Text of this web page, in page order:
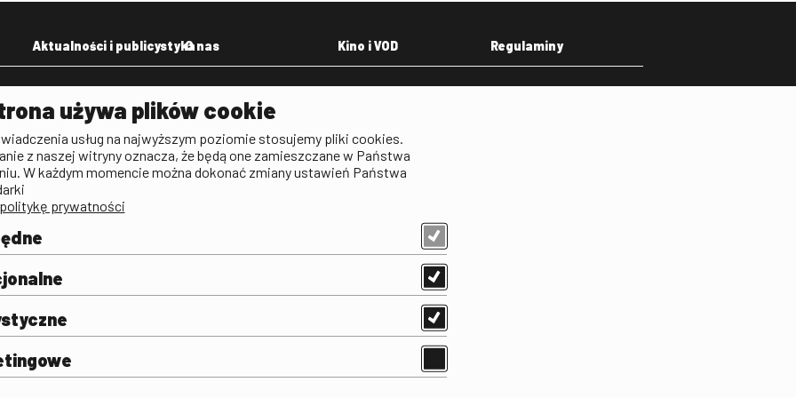
i
Aktualności i publicystyka
Aktualności
Publicystyka filmowa
O nas
Deklaracja dostępności
Polityka antykorupcyjna
Praca w FINA
Kino i VOD Regulaminy
używa plików cookie
usług na najwyższym poziomie stosujemy pliki cookies.
z naszej witryny oznacza, że będą one zamieszczane w Państwa
W każdym momencie można dokonać zmiany ustawień Państwa
prywatności